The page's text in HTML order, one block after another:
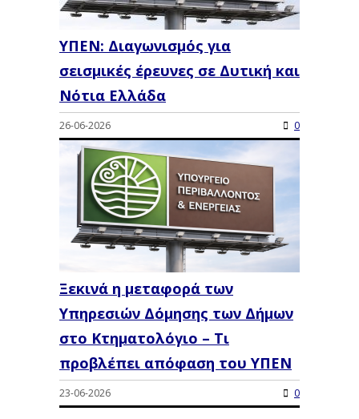
ΥΠΕΝ: Διαγωνισμός για
σεισμικές έρευνες σε Δυτική και
Νότια Ελλάδα
26-06-2026 0
Ξεκινά η μεταφορά των
Υπηρεσιών Δόμησης των Δήμων
στο Κτηματολόγιο – Τι
προβλέπει απόφαση του ΥΠΕΝ
23-06-2026 0